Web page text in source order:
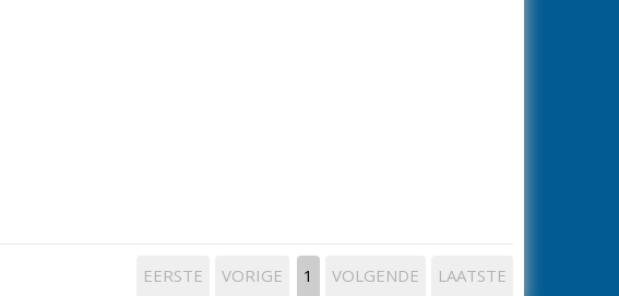
EERSTE VORIGE 1 VOLGENDE LAATSTE